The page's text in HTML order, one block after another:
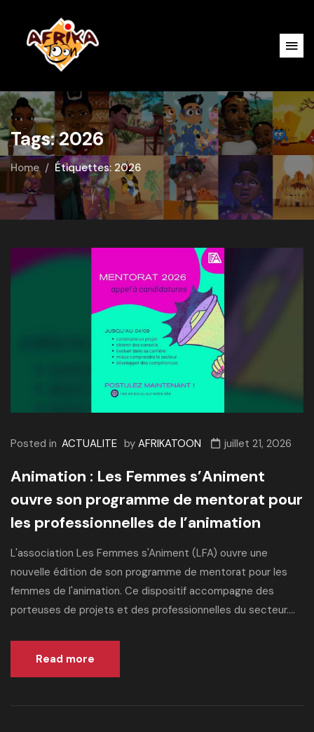
Tags: 2026
Home Étiquettes: 2026
Posted in ACTUALITE by AFRIKATOON juillet 21, 2026
Animation : Les Femmes s’Animent
ouvre son programme de mentorat pour
les professionnelles de l’animation
L'association Les Femmes s'Animent (LFA) ouvre une
nouvelle édition de son programme de mentorat pour les
femmes de l'animation. Ce dispositif accompagne des
porteuses de projets et des professionnelles du secteur....
Read more